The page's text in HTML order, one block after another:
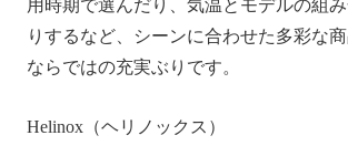
用時期で選んだり、気温とモデルの組
りするなど、シーンに合わせた多彩な
ならではの充実ぶりです。
Helinox（ヘリノックス）